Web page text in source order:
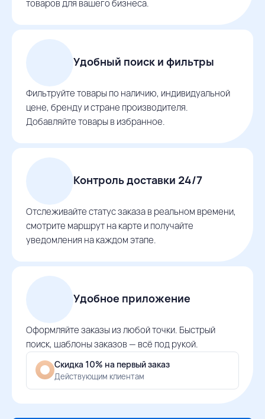
товаров для вашего бизнеса.
Удобный поиск и фильтры
Фильтруйте товары по наличию, индивидуальной
цене, бренду и стране производителя.
Добавляйте товары в избранное.
Контроль доставки 24/7
Отслеживайте статус заказа в реальном времени,
смотрите маршрут на карте и получайте
уведомления на каждом этапе.
Удобное приложение
Оформляйте заказы из любой точки. Быстрый
поиск, шаблоны заказов — всё под рукой.
Скидка 10% на первый заказ
Действующим клиентам